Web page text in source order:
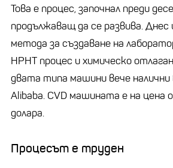
Това е процес, започнал преди
продължаващ да се развива. Днес
метода за създаване на
HPHT процес и химическо
двата типа машини вече налични
Alibaba. CVD машината е на цена
долара.
Процесът е труден